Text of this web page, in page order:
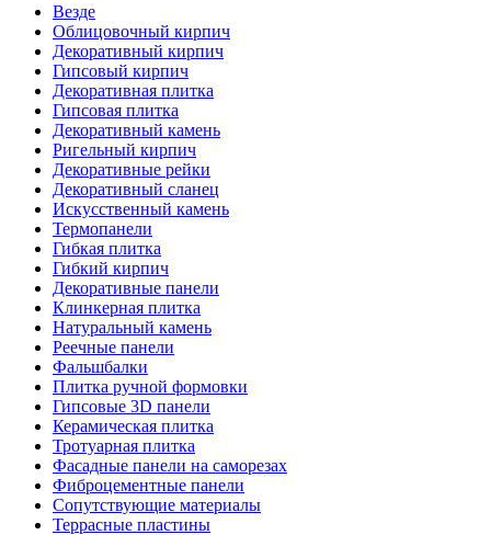
Везде
Облицовочный кирпич
Декоративный кирпич
Гипсовый кирпич
Декоративная плитка
Гипсовая плитка
Декоративный камень
Ригельный кирпич
Декоративные рейки
Декоративный сланец
Искусственный камень
Термопанели
Гибкая плитка
Гибкий кирпич
Декоративные панели
Клинкерная плитка
Натуральный камень
Реечные панели
Фальшбалки
Плитка ручной формовки
Гипсовые 3D панели
Керамическая плитка
Тротуарная плитка
Фасадные панели на саморезах
Фиброцементные панели
Сопутствующие материалы
Террасные пластины